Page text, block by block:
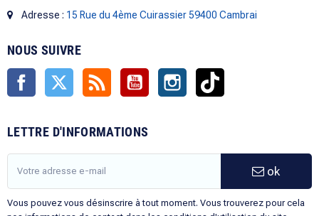
Adresse : 15 Rue du 4ème Cuirassier 59400 Cambrai
NOUS SUIVRE
Facebook Twitter Rss YouTube Instagram
LETTRE D'INFORMATIONS
ok
Vous pouvez vous désinscrire à tout moment. Vous trouverez pour cela